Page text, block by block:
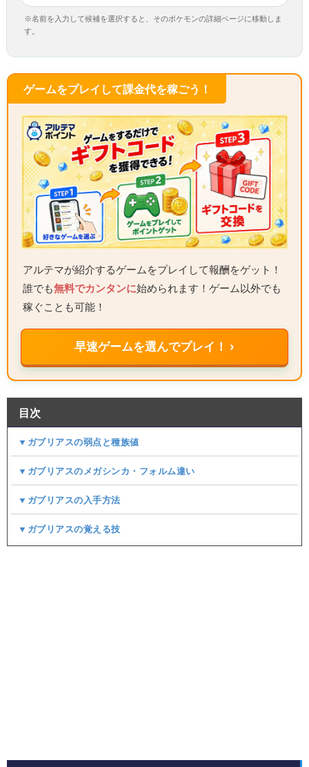
※名前を入力して候補を選択すると、そのポケモンの詳細ページに移動しま
す。
ゲームをプレイして課金代を稼ごう！
アルテマが紹介するゲームをプレイして報酬をゲット！
誰でも無料でカンタンに始められます！ゲーム以外でも
稼ぐことも可能！
早速ゲームを選んでプレイ！ ›
目次
▼ガブリアスの弱点と種族値
▼ガブリアスのメガシンカ・フォルム違い
▼ガブリアスの入手方法
▼ガブリアスの覚える技